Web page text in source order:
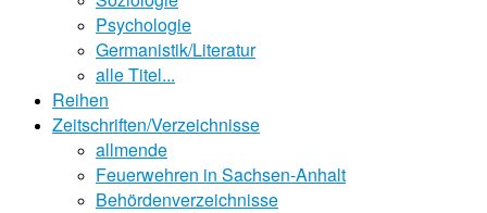
Psychologie
Germanistik/Literatur
alle Titel...
Reihen
Zeitschriften/Verzeichnisse
allmende
Feuerwehren in Sachsen-Anhalt
Behördenverzeichnisse